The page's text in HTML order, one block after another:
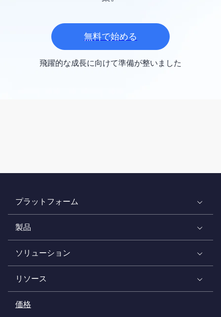
無料で始める
飛躍的な成長に向けて準備が整いました
プラットフォーム
製品
ソリューション
リソース
価格